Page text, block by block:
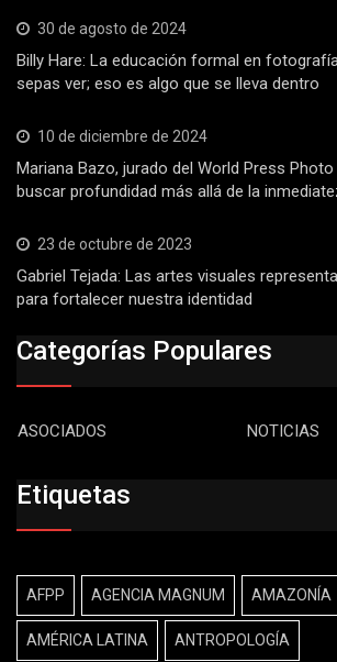
30 de agosto de 2024
Billy Hare: La educación formal en
sepas ver; eso es algo que se lleva dentro
10 de diciembre de 2024
Mariana Bazo, jurado del World Press
buscar profundidad más allá de la
23 de octubre de 2023
Gabriel Tejada: Las artes visuales
para fortalecer nuestra identidad
Categorías Populares
ASOCIADOS NOTICIAS
Etiquetas
AFPP AGENCIA MAGNUM AMAZONÍA
AMÉRICA LATINA ANTROPOLOGÍA